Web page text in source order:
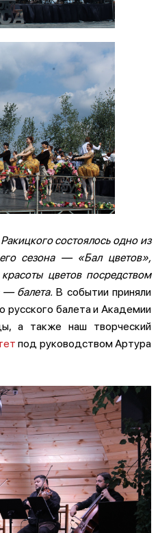
состоялось одно из
сезона — «Бал цветов»,
цветов посредством
— балета. В событии приняли
русского балета и Академии
а также наш творческий
под руководством Артура